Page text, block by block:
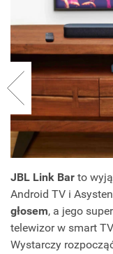
JBL Link Bar to
Android TV i
głosem, a jego
telewizor w smart
Wystarczy